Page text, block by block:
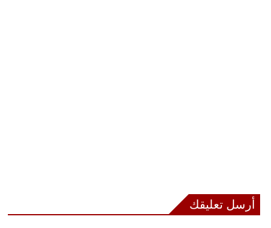
أرسل تعليقك